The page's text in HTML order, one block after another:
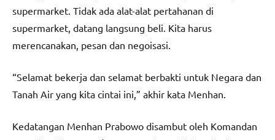
supermarket. Tidak ada alat-alat pertahanan di
supermarket, datang langsung beli. Kita harus
merencanakan, pesan dan negoisasi.
“Selamat bekerja dan selamat berbakti untuk Negara dan
Tanah Air yang kita cintai ini,” akhir kata Menhan.
Kedatangan Menhan Prabowo disambut oleh Komandan